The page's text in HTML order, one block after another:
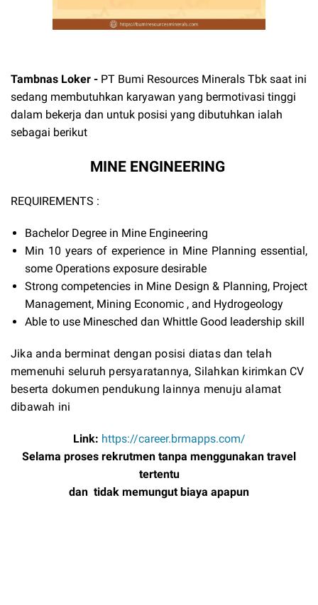
Tambnas Loker - PT Bumi Resources Minerals Tbk saat ini
sedang membutuhkan karyawan yang bermotivasi tinggi
dalam bekerja dan untuk posisi yang dibutuhkan ialah
sebagai berikut
MINE ENGINEERING
REQUIREMENTS :
Bachelor Degree in Mine Engineering
Min 10 years of experience in Mine Planning essential,
some Operations exposure desirable
Strong competencies in Mine Design & Planning, Project
Management, Mining Economic , and Hydrogeology
Able to use Minesched dan Whittle Good leadership skill
Jika anda berminat dengan posisi diatas dan telah
memenuhi seluruh persyaratannya, Silahkan kirimkan CV
beserta dokumen pendukung lainnya menuju alamat
dibawah ini
Link: https://career.brmapps.com/
Selama proses rekrutmen tanpa menggunakan travel
tertentu
dan tidak memungut biaya apapun